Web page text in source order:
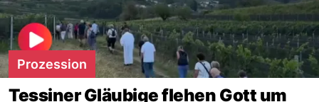
Prozession
Tessiner Gläubige flehen Gott um